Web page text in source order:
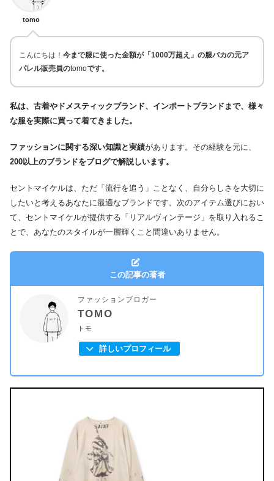
tomo
こんにちは！ 今まで服に使った金額が「1000万超え」の服バカの元ア
パレル販売員のtomoです。
私は、古着やドメスティックブランド、インポートブランドまで、様々
な服を実際に買って着てきました。
ファッションに関する深い知識と実績があります。その経験を元に、
200以上のブランドをブログで解説しいます。
セントマイケルは、ただ「流行を追う」ことなく、自分らしさを大切に
したいと考えるあなたに最適なブランドです。次のアイテム選びにおい
て、セントマイケルが提供する「リアルヴィンテージ」を取り入れるこ
とで、あなたのスタイルが一層輝くこと間違いありません。
この記事の著者
ファッションブロガー
TOMO
トモ
詳しいプロフィール